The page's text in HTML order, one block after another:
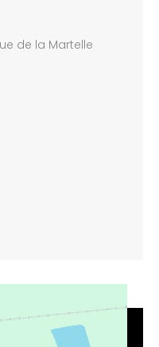
de la Martelle